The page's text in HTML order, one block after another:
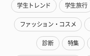
学生トレンド 学生旅行
ファッション・コスメ
診断 特集